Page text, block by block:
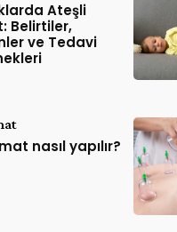
Ateşli
Belirtiler,
ve Tedavi
nasıl yapılır?